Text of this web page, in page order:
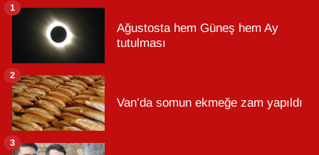
Ağustosta hem Güneş hem Ay
tutulması
1
Van’da somun ekmeğe zam yapıldı
2
3